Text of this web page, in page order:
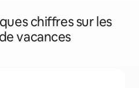
chiffres sur les
vacances